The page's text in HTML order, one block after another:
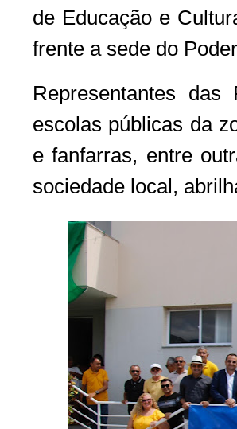
de Educação e
frente a sede do
Representantes
escolas públicas da
e fanfarras, entre
sociedade local,